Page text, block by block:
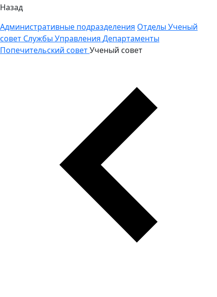
Назад
Административные подразделения Отделы Ученый
совет Службы Управления Департаменты
Попечительский советУченый совет